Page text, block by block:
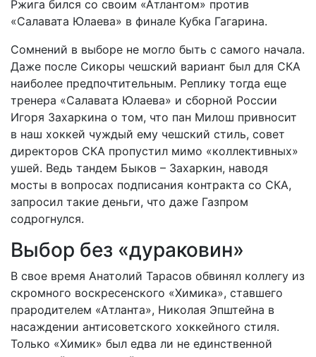
Ржига бился со своим «Атлантом» против
«Салавата Юлаева» в финале Кубка Гагарина.
Сомнений в выборе не могло быть с самого начала.
Даже после Сикоры чешский вариант был для СКА
наиболее предпочтительным. Реплику тогда еще
тренера «Салавата Юлаева» и сборной России
Игоря Захаркина о том, что пан Милош привносит
в наш хоккей чуждый ему чешский стиль, совет
директоров СКА пропустил мимо «коллективных»
ушей. Ведь тандем Быков – Захаркин, наводя
мосты в вопросах подписания контракта со СКА,
запросил такие деньги, что даже Газпром
содрогнулся.
Выбор без «дураковин»
В свое время Анатолий Тарасов обвинял коллегу из
скромного воскресенского «Химика», ставшего
прародителем «Атланта», Николая Эпштейна в
насаждении антисоветского хоккейного стиля.
Только «Химик» был едва ли не единственной